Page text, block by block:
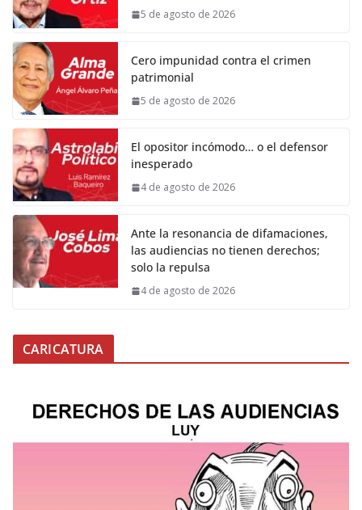
5 de agosto de 2026
Cero impunidad contra el crimen
patrimonial
5 de agosto de 2026
El opositor incómodo… o el defensor
inesperado
4 de agosto de 2026
Ante la resonancia de difamaciones,
las audiencias no tienen derechos;
solo la repulsa
4 de agosto de 2026
CARICATURA